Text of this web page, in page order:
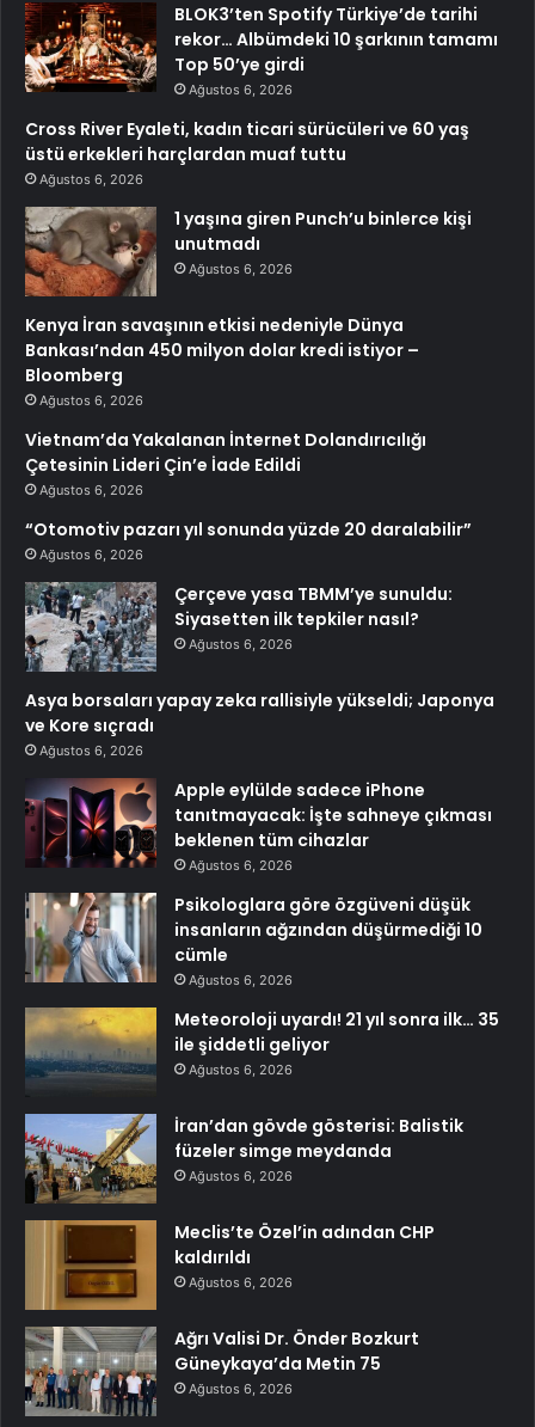
BLOK3’ten Spotify Türkiye’de tarihi
rekor… Albümdeki 10 şarkının tamamı
Top 50’ye girdi
Ağustos 6, 2026
Cross River Eyaleti, kadın ticari sürücüleri ve 60 yaş
üstü erkekleri harçlardan muaf tuttu
Ağustos 6, 2026
1 yaşına giren Punch’u binlerce kişi
unutmadı
Ağustos 6, 2026
Kenya İran savaşının etkisi nedeniyle Dünya
Bankası’ndan 450 milyon dolar kredi istiyor –
Bloomberg
Ağustos 6, 2026
Vietnam’da Yakalanan İnternet Dolandırıcılığı
Çetesinin Lideri Çin’e İade Edildi
Ağustos 6, 2026
“Otomotiv pazarı yıl sonunda yüzde 20 daralabilir”
Ağustos 6, 2026
Çerçeve yasa TBMM’ye sunuldu:
Siyasetten ilk tepkiler nasıl?
Ağustos 6, 2026
Asya borsaları yapay zeka rallisiyle yükseldi; Japonya
ve Kore sıçradı
Ağustos 6, 2026
Apple eylülde sadece iPhone
tanıtmayacak: İşte sahneye çıkması
beklenen tüm cihazlar
Ağustos 6, 2026
Psikologlara göre özgüveni düşük
insanların ağzından düşürmediği 10
cümle
Ağustos 6, 2026
Meteoroloji uyardı! 21 yıl sonra ilk… 35
ile şiddetli geliyor
Ağustos 6, 2026
İran’dan gövde gösterisi: Balistik
füzeler simge meydanda
Ağustos 6, 2026
Meclis’te Özel’in adından CHP
kaldırıldı
Ağustos 6, 2026
Ağrı Valisi Dr. Önder Bozkurt
Güneykaya’da Metin 75
Ağustos 6, 2026